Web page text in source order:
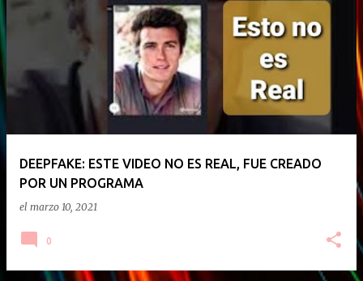
DEEPFAKE: ESTE VIDEO NO ES REAL, FUE CREADO
POR UN PROGRAMA
el marzo 10, 2021
0